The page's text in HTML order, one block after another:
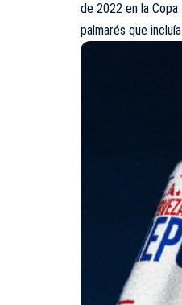
de 2022 en la
palmarés que